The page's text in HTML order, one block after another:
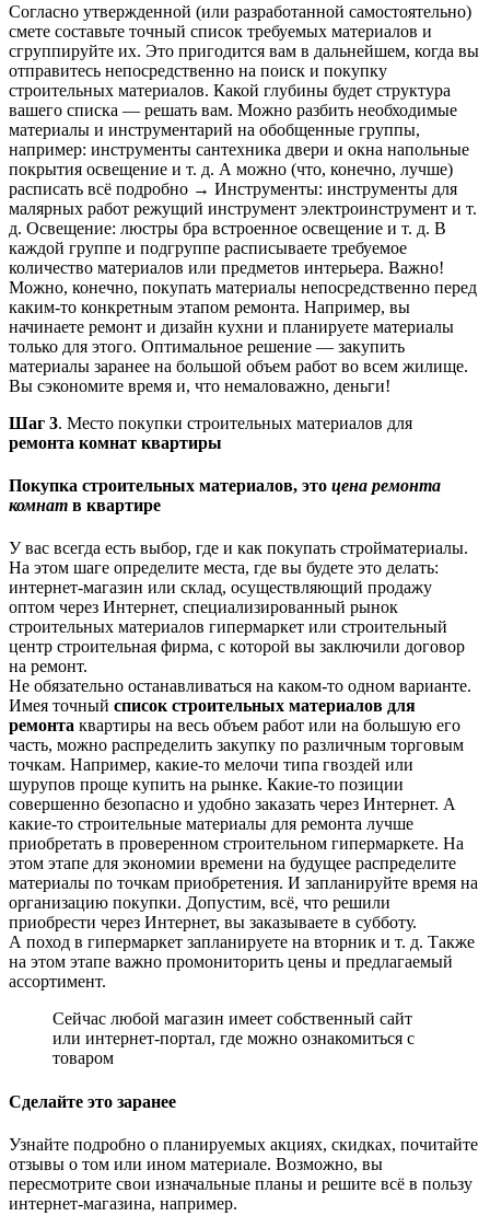
Согласно утвержденной (или разработанной самостоятельно)
смете составьте точный список требуемых материалов и
сгруппируйте их. Это пригодится вам в дальнейшем, когда вы
отправитесь непосредственно на поиск и покупку
строительных материалов. Какой глубины будет структура
вашего списка — решать вам. Можно разбить необходимые
материалы и инструментарий на обобщенные группы,
например: инструменты сантехника двери и окна напольные
покрытия освещение и т. д. А можно (что, конечно, лучше)
расписать всё подробно → Инструменты: инструменты для
малярных работ режущий инструмент электроинструмент и т.
д. Освещение: люстры бра встроенное освещение и т. д. В
каждой группе и подгруппе расписываете требуемое
количество материалов или предметов интерьера. Важно!
Можно, конечно, покупать материалы непосредственно перед
каким-то конкретным этапом ремонта. Например, вы
начинаете ремонт и дизайн кухни и планируете материалы
только для этого. Оптимальное решение — закупить
материалы заранее на большой объем работ во всем жилище.
Вы сэкономите время и, что немаловажно, деньги!
Шаг 3. Место покупки строительных материалов для
ремонта комнат квартиры
Покупка строительных материалов, это цена ремонта
комнат в квартире
У вас всегда есть выбор, где и как покупать стройматериалы.
На этом шаге определите места, где вы будете это делать:
интернет-магазин или склад, осуществляющий продажу
оптом через Интернет, специализированный рынок
строительных материалов гипермаркет или строительный
центр строительная фирма, с которой вы заключили договор
на ремонт.
Не обязательно останавливаться на каком-то одном варианте.
Имея точный список строительных материалов для
ремонта квартиры на весь объем работ или на большую его
часть, можно распределить закупку по различным торговым
точкам. Например, какие-то мелочи типа гвоздей или
шурупов проще купить на рынке. Какие-то позиции
совершенно безопасно и удобно заказать через Интернет. А
какие-то строительные материалы для ремонта лучше
приобретать в проверенном строительном гипермаркете. На
этом этапе для экономии времени на будущее распределите
материалы по точкам приобретения. И запланируйте время на
организацию покупки. Допустим, всё, что решили
приобрести через Интернет, вы заказываете в субботу.
А поход в гипермаркет запланируете на вторник и т. д. Также
на этом этапе важно промониторить цены и предлагаемый
ассортимент.
Сейчас любой магазин имеет собственный сайт
или интернет-портал, где можно ознакомиться с
товаром
Сделайте это заранее
Узнайте подробно о планируемых акциях, скидках, почитайте
отзывы о том или ином материале. Возможно, вы
пересмотрите свои изначальные планы и решите всё в пользу
интернет-магазина, например.